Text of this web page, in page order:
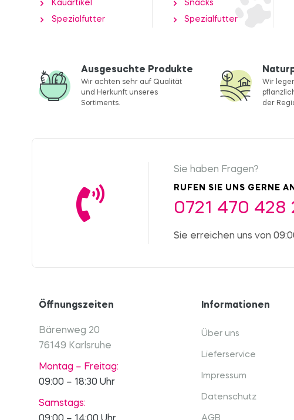
Kauartikel
Spezialfutter
Snacks
Spezialfutter
Ausgesuchte Produkte
Wir achten sehr auf Qualität
und Herkunft unseres
Sortiments.
Wir
der
Sie haben Fragen?
RUFEN SIE UNS GERNE
0721 470 428
Sie erreichen uns von
Öffnungszeiten
Bärenweg 20
76149 Karlsruhe
Montag – Freitag:
09:00 – 18:30 Uhr
Samstags:
Informationen
Über uns
Lieferservice
Impressum
Datenschutz